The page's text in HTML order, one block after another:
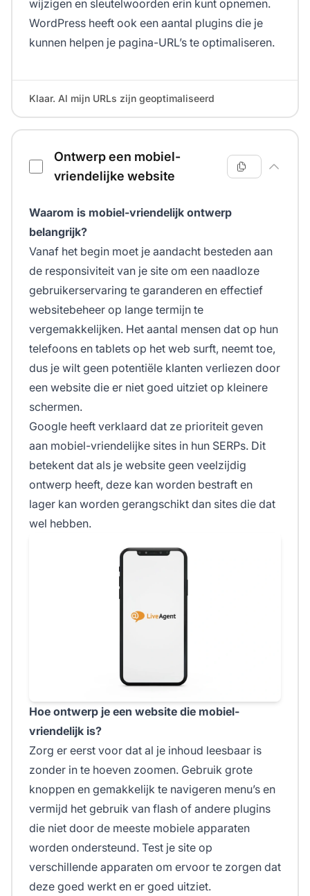
wijzigen en sleutelwoorden erin kunt opnemen.
WordPress heeft ook een aantal plugins die je
kunnen helpen je pagina-URL’s te optimaliseren.
Klaar. Al mijn URLs zijn geoptimaliseerd
Ontwerp een mobiel-
vriendelijke website
Waarom is mobiel-vriendelijk ontwerp
belangrijk?
Vanaf het begin moet je aandacht besteden aan
de responsiviteit van je site om een naadloze
gebruikerservaring te garanderen en effectief
websitebeheer op lange termijn te
vergemakkelijken. Het aantal mensen dat op hun
telefoons en tablets op het web surft, neemt toe,
dus je wilt geen potentiële klanten verliezen door
een website die er niet goed uitziet op kleinere
schermen.
Google heeft verklaard dat ze prioriteit geven
aan mobiel-vriendelijke sites in hun SERPs. Dit
betekent dat als je website geen veelzijdig
ontwerp heeft, deze kan worden bestraft en
lager kan worden gerangschikt dan sites die dat
wel hebben.
Hoe ontwerp je een website die mobiel-
vriendelijk is?
Zorg er eerst voor dat al je inhoud leesbaar is
zonder in te hoeven zoomen. Gebruik grote
knoppen en gemakkelijk te navigeren menu’s en
vermijd het gebruik van flash of andere plugins
die niet door de meeste mobiele apparaten
worden ondersteund. Test je site op
verschillende apparaten om ervoor te zorgen dat
deze goed werkt en er goed uitziet.